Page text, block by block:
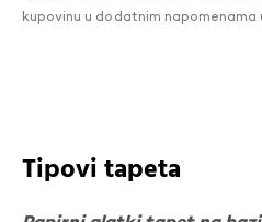
kupovinu u dodatnim
Tipovi tapeta